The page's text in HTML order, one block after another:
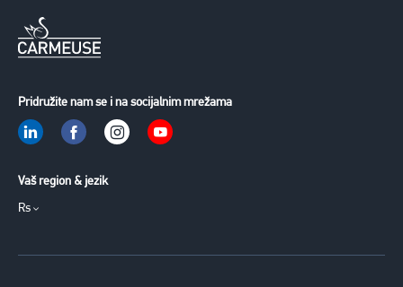
Pridružite nam se i na socijalnim mrežama
Vaš region & jezik
Rs